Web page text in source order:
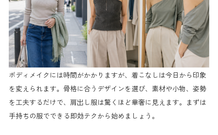
ボディメイクには時間がかかりますが、着こなしは今日から印象
を変えられます。骨格に合うデザインを選び、素材や小物、姿勢
を工夫するだけで、肩出し服は驚くほど華奢に見えます。まずは
手持ちの服でできる即効テクから始めましょう。